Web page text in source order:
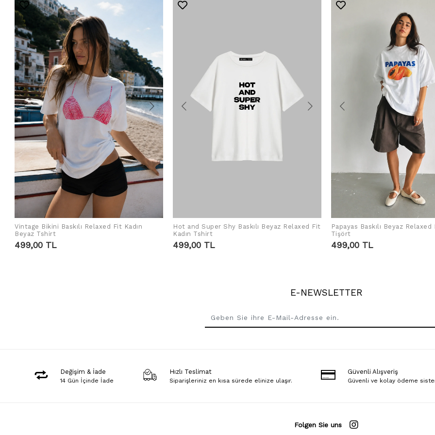
IN DEN WARENKORB LEGEN
Vintage Bikini Baskılı Relaxed Fit Kadın
Beyaz Tshirt
499,00 TL
IN DEN WARENKORB LEGEN
Hot and Super Shy Baskılı Beyaz Relaxed Fit
Kadın Tshirt
499,00 TL
IN DEN WARENKORB
Papayas Baskılı Beyaz Relaxed
Tişört
499,00 TL
E-NEWSLETTER
Değişim & İade
14 Gün İçinde İade
Hızlı Teslimat
Siparişleriniz en kısa sürede elinize ulaşır.
Güvenli Alışveriş
Güvenli ve kolay ödeme
Folgen Sie uns